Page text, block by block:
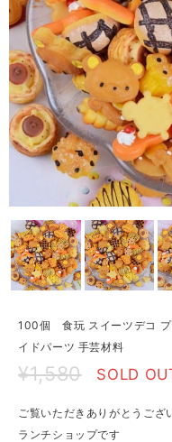
100個 食玩 スイーツデコ プ
イドパーツ 手芸材料
¥1,580 SOLD
ご覧いただきありがとうご
ランチショップです